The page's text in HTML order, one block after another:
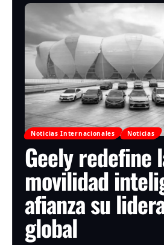
Noticias Internacionales Noticias
Geely redefine
movilidad
afianza su
global